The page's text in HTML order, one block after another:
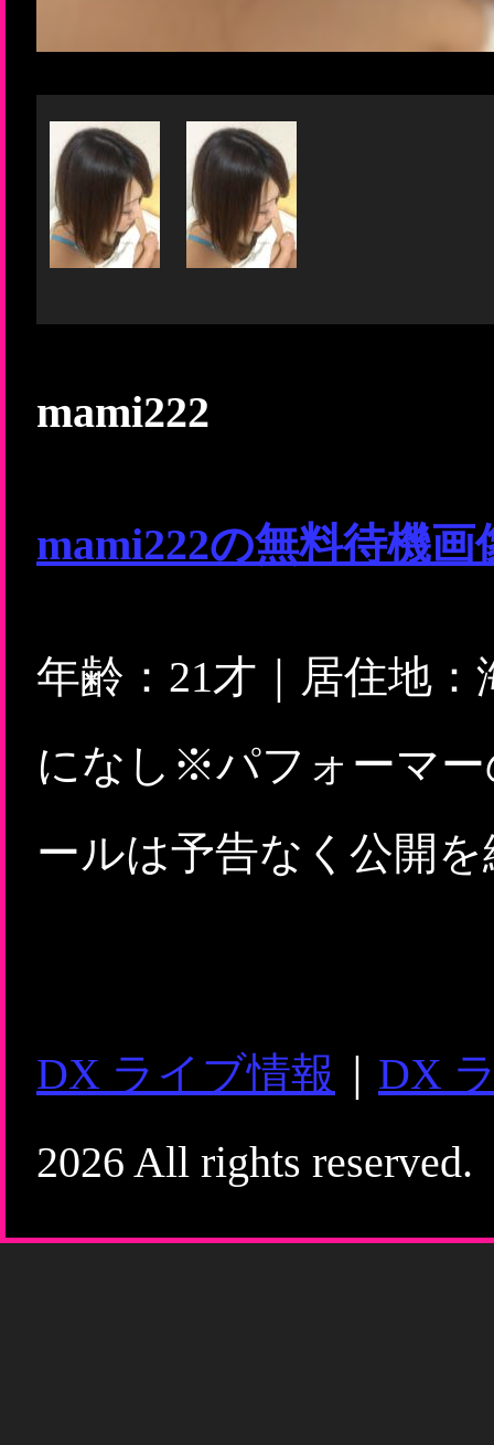
mami222
mami222の無料待機
年齢：21才｜居住地
になし※パフォーマー
ールは予告なく公開
DX ライブ情報
DX
2026 All rights reserved.